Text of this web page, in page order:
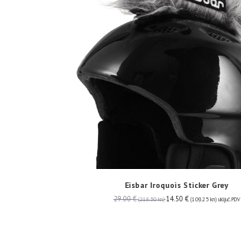
Eisbar Iroquois Sticker Grey
29.00€ (218.50 kn) 14.50 € (109.25 kn) uključ. PDV